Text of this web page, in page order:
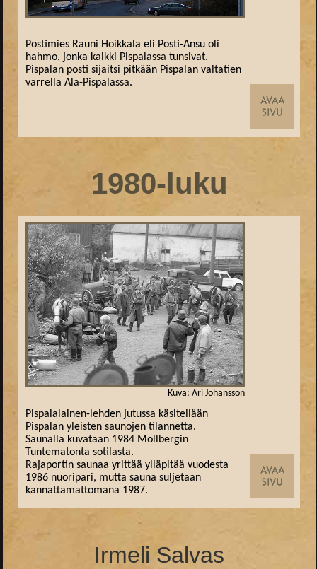
Postimies Rauni Hoikkala eli Posti-Ansu oli
hahmo, jonka kaikki Pispalassa tunsivat.
Pispalan posti sijaitsi pitkään Pispalan valtatien
varrella Ala-Pispalassa.
1980-luku
Kuva: Ari Johansson
Pispalalainen-lehden jutussa käsitellään
Pispalan yleisten saunojen tilannetta.
Saunalla kuvataan 1984 Mollbergin
Tuntematonta sotilasta.
Rajaportin saunaa yrittää ylläpitää vuodesta
1986 nuoripari, mutta sauna suljetaan
kannattamattomana 1987.
Irmeli Salvas